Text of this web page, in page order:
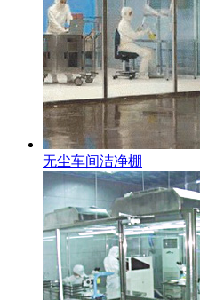
无尘车间洁净棚